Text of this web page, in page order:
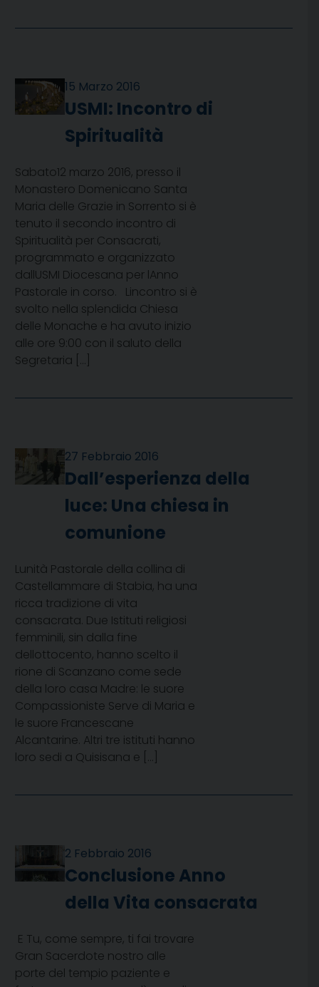
15 Marzo 2016
USMI: Incontro di
Spiritualità
Sabato12 marzo 2016, presso il
Monastero Domenicano Santa
Maria delle Grazie in Sorrento si è
tenuto il secondo incontro di
Spiritualità per Consacrati,
programmato e organizzato
dallUSMI Diocesana per lAnno
Pastorale in corso. Lincontro si è
svolto nella splendida Chiesa
delle Monache e ha avuto inizio
alle ore 9:00 con il saluto della
Segretaria […]
27 Febbraio 2016
Dall’esperienza della
luce: Una chiesa in
comunione
Lunità Pastorale della collina di
Castellammare di Stabia, ha una
ricca tradizione di vita
consacrata. Due Istituti religiosi
femminili, sin dalla fine
dellottocento, hanno scelto il
rione di Scanzano come sede
della loro casa Madre: le suore
Compassioniste Serve di Maria e
le suore Francescane
Alcantarine. Altri tre istituti hanno
loro sedi a Quisisana e […]
2 Febbraio 2016
Conclusione Anno
della Vita consacrata
E Tu, come sempre, ti fai trovare
Gran Sacerdote nostro alle
porte del tempio paziente e